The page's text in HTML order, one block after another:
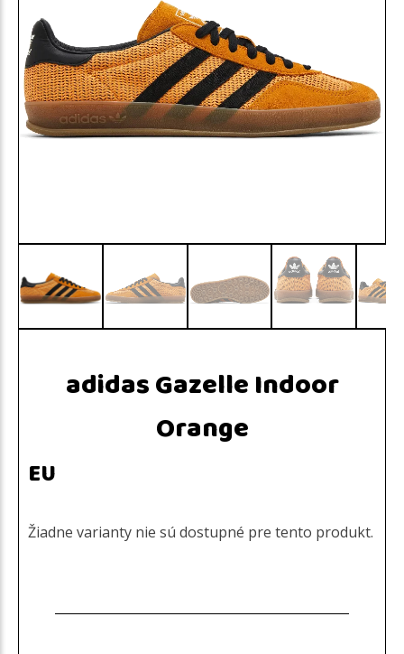
adidas Gazelle Indoor
Orange
EU
Žiadne varianty nie sú dostupné pre tento produkt.